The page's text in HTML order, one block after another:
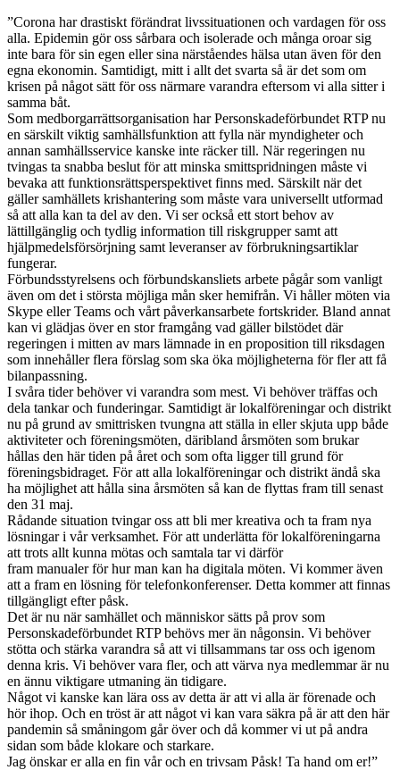
”Corona har drastiskt förändrat livssituationen och vardagen för oss
alla. Epidemin gör oss sårbara och isolerade och många oroar sig
inte bara för sin egen eller sina närståendes hälsa utan även för den
egna ekonomin. Samtidigt, mitt i allt det svarta så är det som om
krisen på något sätt för oss närmare varandra eftersom vi alla sitter i
samma båt.
Som medborgarrättsorganisation har Personskadeförbundet RTP nu
en särskilt viktig samhällsfunktion att fylla när myndigheter och
annan samhällsservice kanske inte räcker till. När regeringen nu
tvingas ta snabba beslut för att minska smittspridningen måste vi
bevaka att funktionsrättsperspektivet finns med. Särskilt när det
gäller samhällets krishantering som måste vara universellt utformad
så att alla kan ta del av den. Vi ser också ett stort behov av
lättillgänglig och tydlig information till riskgrupper samt att
hjälpmedelsförsörjning samt leveranser av förbrukningsartiklar
fungerar.
Förbundsstyrelsens och förbundskansliets arbete pågår som vanligt
även om det i största möjliga mån sker hemifrån. Vi håller möten via
Skype eller Teams och vårt påverkansarbete fortskrider. Bland annat
kan vi glädjas över en stor framgång vad gäller bilstödet där
regeringen i mitten av mars lämnade in en proposition till riksdagen
som innehåller flera förslag som ska öka möjligheterna för fler att få
bilanpassning.
I svåra tider behöver vi varandra som mest. Vi behöver träffas och
dela tankar och funderingar. Samtidigt är lokalföreningar och distrikt
nu på grund av smittrisken tvungna att ställa in eller skjuta upp både
aktiviteter och föreningsmöten, däribland årsmöten som brukar
hållas den här tiden på året och som ofta ligger till grund för
föreningsbidraget. För att alla lokalföreningar och distrikt ändå ska
ha möjlighet att hålla sina årsmöten så kan de flyttas fram till senast
den 31 maj.
Rådande situation tvingar oss att bli mer kreativa och ta fram nya
lösningar i vår verksamhet. För att underlätta för lokalföreningarna
att trots allt kunna mötas och samtala tar vi därför
fram manualer för hur man kan ha digitala möten. Vi kommer även
att a fram en lösning för telefonkonferenser. Detta kommer att finnas
tillgängligt efter påsk.
Det är nu när samhället och människor sätts på prov som
Personskadeförbundet RTP behövs mer än någonsin. Vi behöver
stötta och stärka varandra så att vi tillsammans tar oss och igenom
denna kris. Vi behöver vara fler, och att värva nya medlemmar är nu
en ännu viktigare utmaning än tidigare.
Något vi kanske kan lära oss av detta är att vi alla är förenade och
hör ihop. Och en tröst är att något vi kan vara säkra på är att den här
pandemin så småningom går över och då kommer vi ut på andra
sidan som både klokare och starkare.
Jag önskar er alla en fin vår och en trivsam Påsk! Ta hand om er!”